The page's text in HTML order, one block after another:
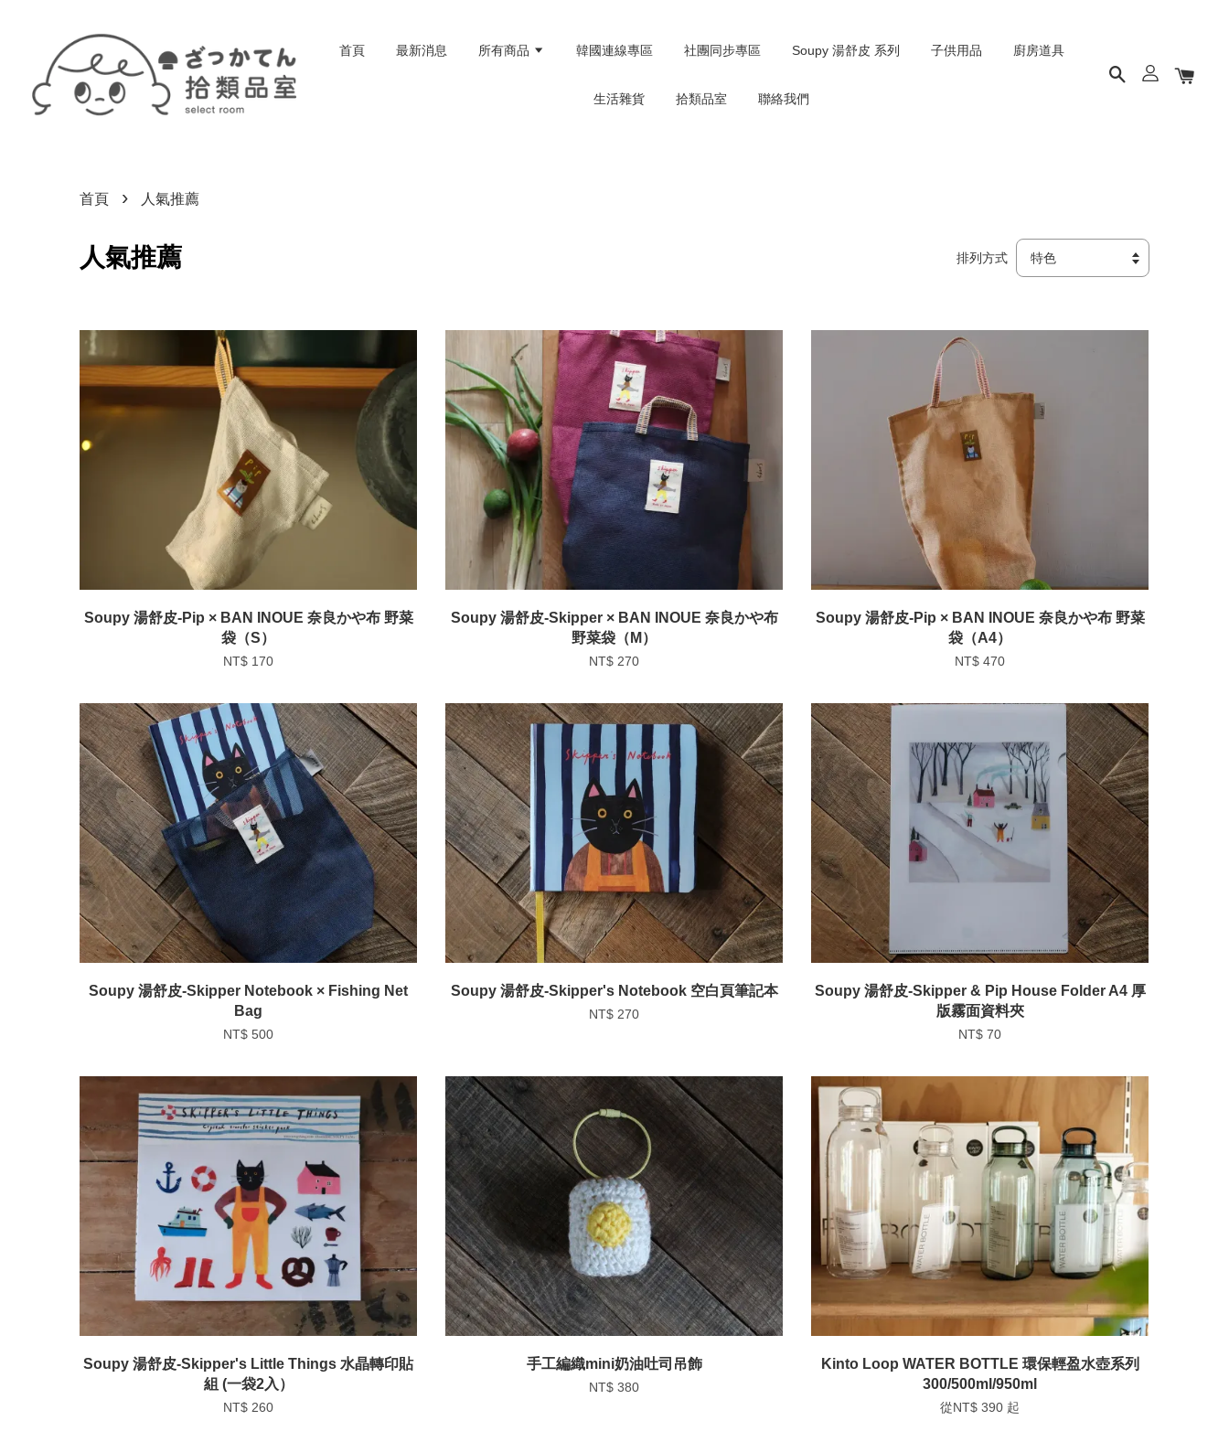
首頁 最新消息 所有商品 韓國連線專區 社團同步專區 Soupy 湯舒皮 系列 子供用品 廚房道具
生活雜貨 拾類品室 聯絡我們
首頁 › 人氣推薦
人氣推薦 排列方式
Soupy 湯舒皮-Pip × BAN INOUE 奈良かや布 野菜
袋（S）
NT$ 170
Soupy 湯舒皮-Skipper × BAN INOUE 奈良かや布
野菜袋（M）
NT$ 270
Soupy 湯舒皮-Pip × BAN INOUE 奈良かや布 野菜
袋（A4）
NT$ 470
Soupy 湯舒皮-Skipper Notebook × Fishing Net
Bag
NT$ 500
Soupy 湯舒皮-Skipper's Notebook 空白頁筆記本
NT$ 270
Soupy 湯舒皮-Skipper & Pip House Folder A4 厚
版霧面資料夾
NT$ 70
Soupy 湯舒皮-Skipper's Little Things 水晶轉印貼
組 (一袋2入）
NT$ 260
手工編織mini奶油吐司吊飾
NT$ 380
Kinto Loop WATER BOTTLE 環保輕盈水壺系列
300/500ml/950ml
從NT$ 390 起